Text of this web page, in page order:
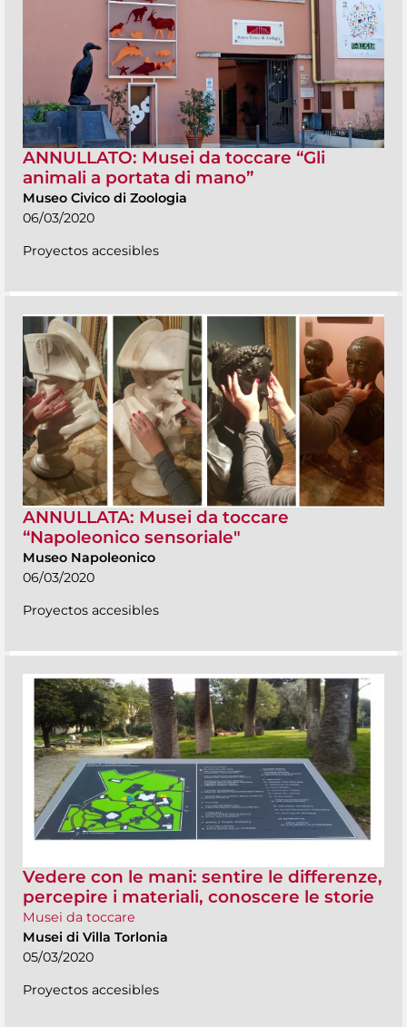
ANNULLATO: Musei da toccare “Gli
animali a portata di mano”
Museo Civico di Zoologia
06/03/2020
Proyectos accesibles
ANNULLATA: Musei da toccare
“Napoleonico sensoriale"
Museo Napoleonico
06/03/2020
Proyectos accesibles
Vedere con le mani: sentire le differenze,
percepire i materiali, conoscere le storie
Musei da toccare
Musei di Villa Torlonia
05/03/2020
Proyectos accesibles